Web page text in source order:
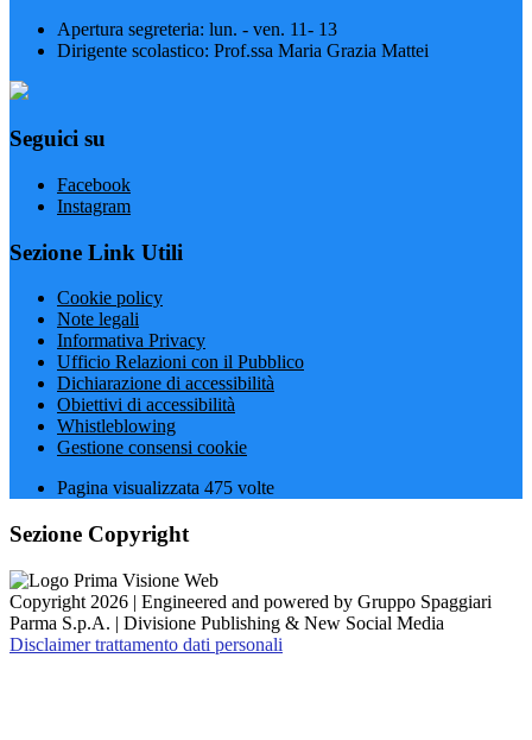
Apertura segreteria: lun. - ven. 11- 13
Dirigente scolastico: Prof.ssa Maria Grazia Mattei
Seguici su
Facebook
Instagram
Sezione Link Utili
Cookie policy
Note legali
Informativa Privacy
Ufficio Relazioni con il Pubblico
Dichiarazione di accessibilità
Obiettivi di accessibilità
Whistleblowing
Gestione consensi cookie
Pagina visualizzata 475 volte
Sezione Copyright
Copyright 2026 | Engineered and powered by Gruppo Spaggiari
Parma S.p.A. | Divisione Publishing & New Social Media
Disclaimer trattamento dati personali